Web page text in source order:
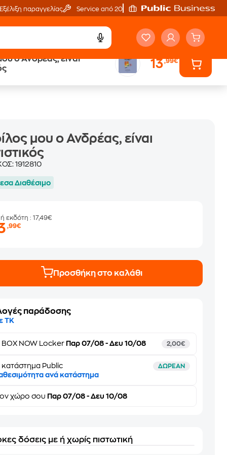
Εξέλιξη παραγγελίας Service από 20'
ο Ανδρέας, είναι
13,99€
μου ο Ανδρέας, είναι
1912810
Διαθέσιμο
εκδότη: 17,49€
,99€
Προσθήκη στο καλάθι
παράδοσης
ΤΚ
BOX NOW Locker Παρ 07/08 - Δευ 10/08 2,00€
κατάστημα Public ΔΩΡΕΑΝ
ανά κατάστημα
χώρο σου Παρ 07/08 - Δευ 10/08
δόσεις με ή χωρίς πιστωτική